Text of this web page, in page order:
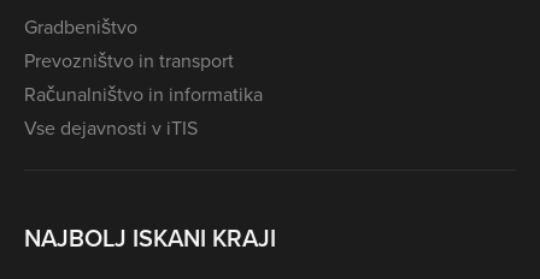
Gradbeništvo
Prevozništvo in transport
Računalništvo in informatika
Vse dejavnosti v iTIS
NAJBOLJ ISKANI KRAJI